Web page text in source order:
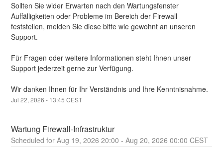
Sollten Sie wider Erwarten nach den Wartungsfenster
Auffälligkeiten oder Probleme im Bereich der Firewall
feststellen, melden Sie diese bitte wie gewohnt an unseren
Support.
Für Fragen oder weitere Informationen steht Ihnen unser
Support jederzeit gerne zur Verfügung.
Wir danken Ihnen für Ihr Verständnis und Ihre Kenntnisnahme.
Jul22,2026 - 13:45 CEST
Wartung Firewall-Infrastruktur
Aug 19,2026 20:00 - Aug20,2026 00:00 CEST